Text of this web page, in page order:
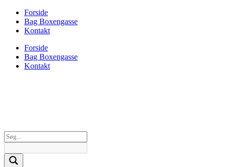
Forside
Bag Boxengasse
Kontakt
Forside
Bag Boxengasse
Kontakt